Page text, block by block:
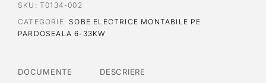
SKU: T0134-002
CATEGORIE: SOBE ELECTRICE MONTABILE PE
PARDOSEALA 6-33KW
DOCUMENTE DESCRIERE